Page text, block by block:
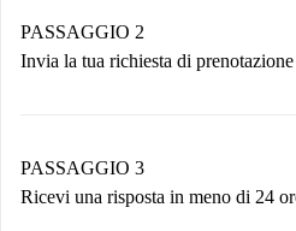
Hai tutte le informazioni
PASSAGGIO 2
Invia la tua richiesta di prenotazione
non accetta.
PASSAGGIO 3
Ricevi una risposta in meno di 24